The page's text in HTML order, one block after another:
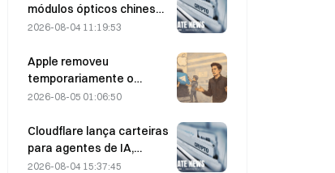
módulos ópticos chineses
para data centers;
da Xinyuan sofre impacto
de 27%
2026-08-04 11:19:53
Apple removeu
temporariamente o
Telegram por causa de
dizendo ter sido alvo de
um “ataque de
segurança”.
2026-08-05 01:06:50
Cloudflare lança carteiras
para agentes de IA,
permitindo pagamentos
2026-08-04 15:37:45